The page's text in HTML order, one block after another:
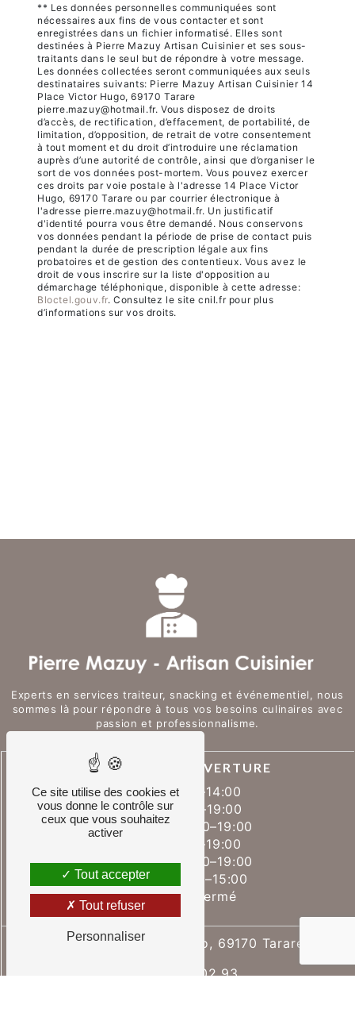
** Les données personnelles communiquées sont
nécessaires aux fins de vous contacter et sont
enregistrées dans un fichier informatisé. Elles sont
destinées à Pierre Mazuy Artisan Cuisinier et ses sous-
traitants dans le seul but de répondre à votre message.
Les données collectées seront communiquées aux seuls
destinataires suivants: Pierre Mazuy Artisan Cuisinier 14
Place Victor Hugo, 69170 Tarare
pierre.mazuy@hotmail.fr. Vous disposez de droits
d’accès, de rectification, d’effacement, de portabilité, de
limitation, d’opposition, de retrait de votre consentement
à tout moment et du droit d’introduire une réclamation
auprès d’une autorité de contrôle, ainsi que d’organiser le
sort de vos données post-mortem. Vous pouvez exercer
ces droits par voie postale à l'adresse 14 Place Victor
Hugo, 69170 Tarare ou par courrier électronique à
l'adresse pierre.mazuy@hotmail.fr. Un justificatif
d'identité pourra vous être demandé. Nous conservons
vos données pendant la période de prise de contact puis
pendant la durée de prescription légale aux fins
probatoires et de gestion des contentieux. Vous avez le
droit de vous inscrire sur la liste d'opposition au
démarchage téléphonique, disponible à cette adresse:
Bloctel.gouv.fr. Consultez le site cnil.fr pour plus
d’informations sur vos droits.
Experts en services traiteur, snacking et événementiel, nous
sommes là pour répondre à tous vos besoins culinaires avec
passion et professionnalisme.
HORAIRES D'OUVERTURE
Lundi : 07:00–14:00
Mardi : 07:00–19:00
Mercredi : 07:00–19:00
Jeudi : 07:00–19:00
Vendredi : 07:00–19:00
Samedi : 07:00–15:00
Dimanche : Fermé
14 Place Victor Hugo, 69170 Tarare
06 37 54 02 93
Ce site utilise des cookies et
vous donne le contrôle sur
ceux que vous souhaitez
activer
Tout accepter
Tout refuser
Personnaliser